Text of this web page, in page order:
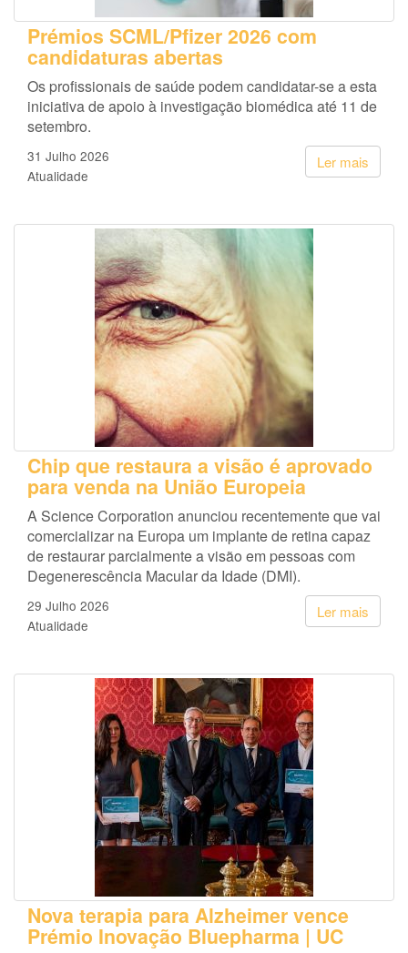
Prémios SCML/Pfizer 2026 com
candidaturas abertas
Os profissionais de saúde podem candidatar-se a esta
iniciativa de apoio à investigação biomédica até 11 de
setembro.
Ler mais
31 Julho 2026
Atualidade
Chip que restaura a visão é aprovado
para venda na União Europeia
A Science Corporation anunciou recentemente que vai
comercializar na Europa um implante de retina capaz
de restaurar parcialmente a visão em pessoas com
Degenerescência Macular da Idade (DMI).
Ler mais
29 Julho 2026
Atualidade
Nova terapia para Alzheimer vence
Prémio Inovação Bluepharma | UC